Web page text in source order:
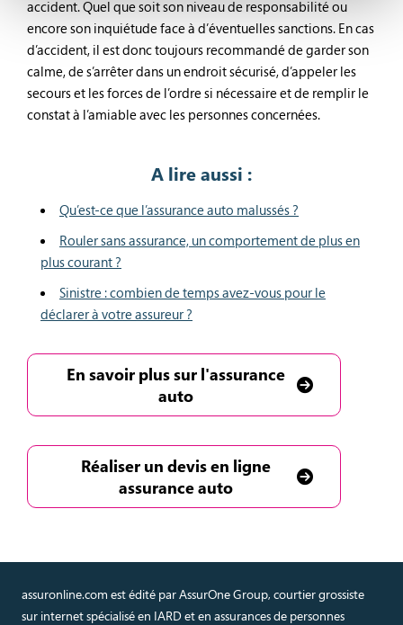
accident. Quel que soit son niveau de responsabilité ou
encore son inquiétude face à d’éventuelles sanctions. En cas
d’accident, il est donc toujours recommandé de garder son
calme, de s’arrêter dans un endroit sécurisé, d’appeler les
secours et les forces de l’ordre si nécessaire et de remplir le
constat à l’amiable avec les personnes concernées.
A lire aussi :
Qu’est-ce que l’assurance auto malussés ?
Rouler sans assurance, un comportement de plus en
plus courant ?
Sinistre : combien de temps avez-vous pour le
déclarer à votre assureur ?
En savoir plus sur l'assurance
auto
Réaliser un devis en ligne
assurance auto
assuronline.com est édité par AssurOne Group, courtier grossiste
sur internet spécialisé en IARD et en assurances de personnes